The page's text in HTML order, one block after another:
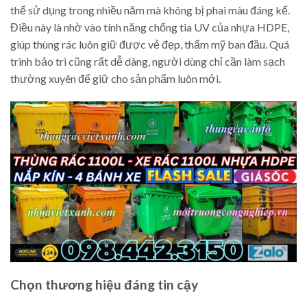
thể sử dụng trong nhiều năm mà không bị phai màu đáng kể.
Điều này là nhờ vào tính năng chống tia UV của nhựa HDPE,
giúp thùng rác luôn giữ được vẻ đẹp, thẩm mỹ ban đầu. Quá
trình bảo trì cũng rất dễ dàng, người dùng chỉ cần làm sạch
thường xuyên để giữ cho sản phẩm luôn mới.
Chọn thương hiệu đáng tin cậy